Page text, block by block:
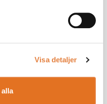
Visa detaljer